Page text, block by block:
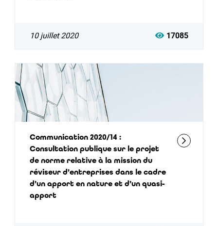
10 juillet 2020 17085
Communication 2020/14 :
Consultation publique sur le projet
de norme relative à la mission du
réviseur d’entreprises dans le cadre
d’un apport en nature et d’un quasi-
apport